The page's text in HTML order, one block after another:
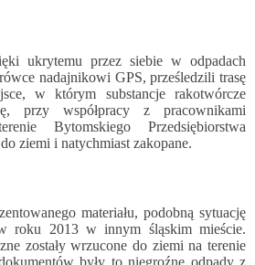
ukrytemu przez siebie w odpadach
nadajnikowi GPS, prześledzili trasę
w którym substancje rakotwórcze
przy współpracy z pracownikami
Bytomskiego Przedsiębiorstwa
ziemi i natychmiast zakopane.
materiału, podobną sytuację
roku 2013 w innym śląskim mieście.
zostały wrzucone do ziemi na terenie
były to niegroźne odpady z